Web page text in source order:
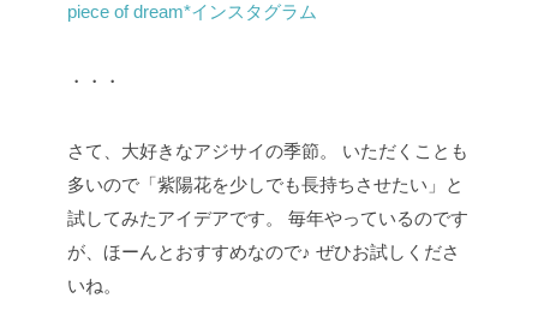
piece of dream*インスタグラム
・・・
さて、大好きなアジサイの季節。
いただくことも
多いので「紫陽花を少しでも長持ちさせたい」と
試してみたアイデアです。
毎年やっているのです
が、ほーんとおすすめなので♪ ぜひお試しくださ
いね。